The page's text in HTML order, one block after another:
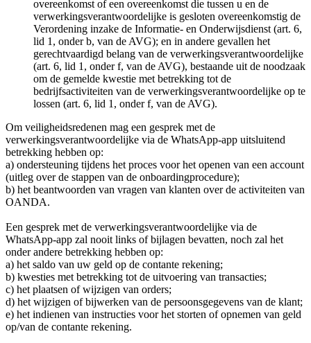
overeenkomst of een overeenkomst die tussen u en de
verwerkingsverantwoordelijke is gesloten overeenkomstig de
Verordening inzake de Informatie- en Onderwijsdienst (art. 6,
lid 1, onder b, van de AVG); en in andere gevallen het
gerechtvaardigd belang van de verwerkingsverantwoordelijke
(art. 6, lid 1, onder f, van de AVG), bestaande uit de noodzaak
om de gemelde kwestie met betrekking tot de
bedrijfsactiviteiten van de verwerkingsverantwoordelijke op te
lossen (art. 6, lid 1, onder f, van de AVG).
Om veiligheidsredenen mag een gesprek met de
verwerkingsverantwoordelijke via de WhatsApp-app uitsluitend
betrekking hebben op:
a) ondersteuning tijdens het proces voor het openen van een account
(uitleg over de stappen van de onboardingprocedure);
b) het beantwoorden van vragen van klanten over de activiteiten van
OANDA.
Een gesprek met de verwerkingsverantwoordelijke via de
WhatsApp-app zal nooit links of bijlagen bevatten, noch zal het
onder andere betrekking hebben op:
a) het saldo van uw geld op de contante rekening;
b) kwesties met betrekking tot de uitvoering van transacties;
c) het plaatsen of wijzigen van orders;
d) het wijzigen of bijwerken van de persoonsgegevens van de klant;
e) het indienen van instructies voor het storten of opnemen van geld
op/van de contante rekening.